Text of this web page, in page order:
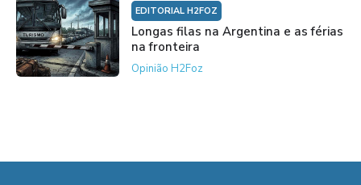
EDITORIAL H2FOZ
Longas filas na Argentina e as férias
na fronteira
Opinião H2Foz